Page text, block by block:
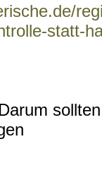
statt-